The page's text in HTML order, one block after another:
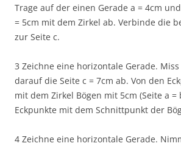
Trage auf der einen Gerade a = 4cm
= 5cm mit dem Zirkel ab. Verbinde die
zur Seite c.
3 Zeichne eine horizontale Gerade.
darauf die Seite c = 7cm ab. Von den
mit dem Zirkel Bögen mit 5cm (Seite a =
Eckpunkte mit dem Schnittpunkt der
4 Zeichne eine horizontale Gerade.